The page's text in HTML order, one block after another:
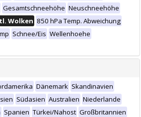
Gesamtschneehöhe Neuschneehöhe
Wolken 850 hPa Temp. Abweichung
Schnee/Eis Wellenhoehe
Dänemark Skandinavien
Südasien Australien Niederlande
Spanien Türkei/Nahost Großbritannien